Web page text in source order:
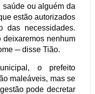
saúde ou alguém da
estão autorizados
das necessidades.
nenhum
─ disse Tião.
o prefeito
maleáveis, mas se
pode decretar